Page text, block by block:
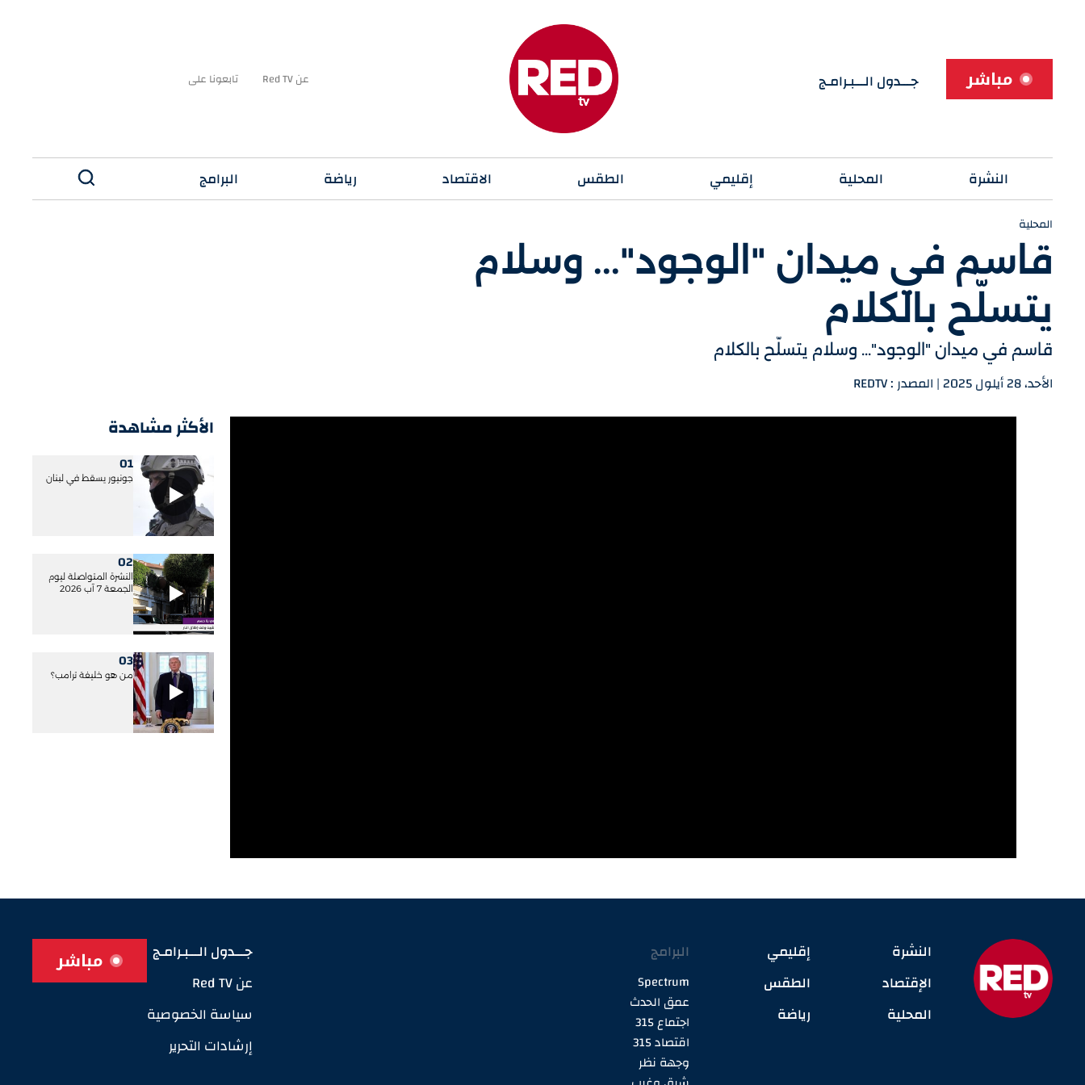
مباشر جـــدول الـــبـرامـج عن Red TV تابعونا على
النشرة المحلية إقليمي الطقس الاقتصاد رياضة البرامج
المحلية
قاسم في ميدان "الوجود"... وسلام
يتسلّح بالكلام
قاسم في ميدان "الوجود"... وسلام يتسلّح بالكلام
الأحد، 28 أيلول 2025 | المصدر : REDTV
الأكثر مشاهدة
01
جونيور يسقط في لبنان
02
النشرة المتواصلة ليوم
الجمعة 7 آب 2026
03
من هو خليفة ترامب؟
النشرة
الإقتصاد
المحلية
إقليمي
الطقس
رياضة
البرامج
Spectrum
عمق الحدث
اجتماع 315
اقتصاد 315
وجهة نظر
جـــدول الـــبـرامـج
عن Red TV
سياسة الخصوصية
إرشادات التحرير
مباشر